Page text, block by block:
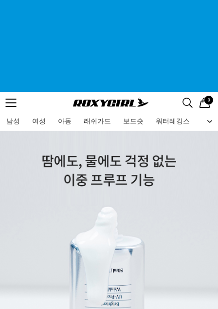
메뉴 검색
로고 0
남성 여성 아동 래쉬가드 보드숏 워터레깅스 비
메뉴